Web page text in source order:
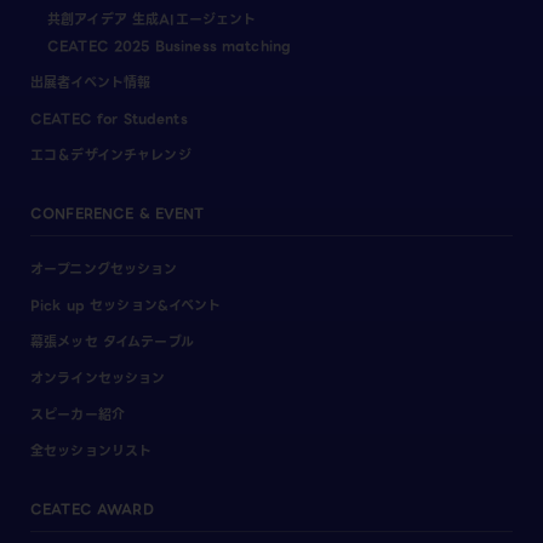
共創アイデア 生成AIエージェント
CEATEC 2025 Business matching
出展者イベント情報
CEATEC for Students
エコ＆デザインチャレンジ
CONFERENCE & EVENT
オープニングセッション
Pick up セッション&イベント
幕張メッセ タイムテーブル
オンラインセッション
スピーカー紹介
全セッションリスト
CEATEC AWARD